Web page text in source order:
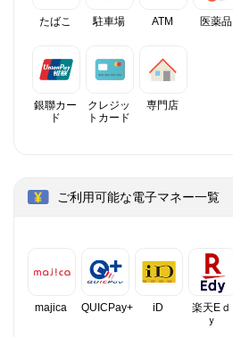
たばこ 駐車場 ATM 医薬品
銀聯カー
ド
クレジッ
トカード
専門店
ご利用可能な電子マネー一覧
majica QUICPay+ iD
楽天Eｄ
ｙ